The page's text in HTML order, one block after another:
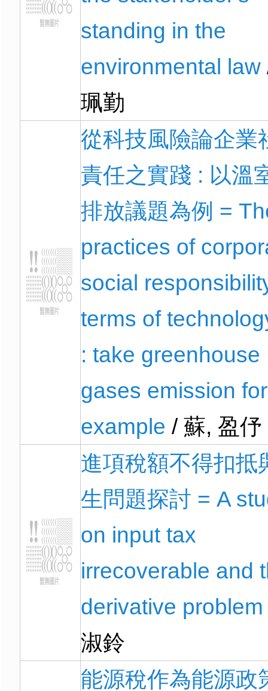
standing in the
environmental law
珮勤
從科技風險論企業
責任之實踐 : 以溫
排放議題為例 =
practices of
social
terms of
: take greenhouse
gases emission for
example / 蘇, 盈伃
進項稅額不得扣抵
生問題探討 = A
on input tax
irrecoverable and
derivative problem
淑鈴
能源稅作為能源政